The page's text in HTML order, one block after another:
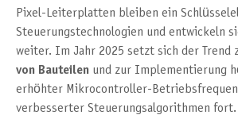
Pixel-Leiterplatten bleiben ein
Steuerungstechnologien und entwickeln
weiter. Im Jahr 2025 setzt sich der Trend
von Bauteilen und zur Implementierung
erhöhter Mikrocontroller-
verbesserter Steuerungsalgorithmen fort.